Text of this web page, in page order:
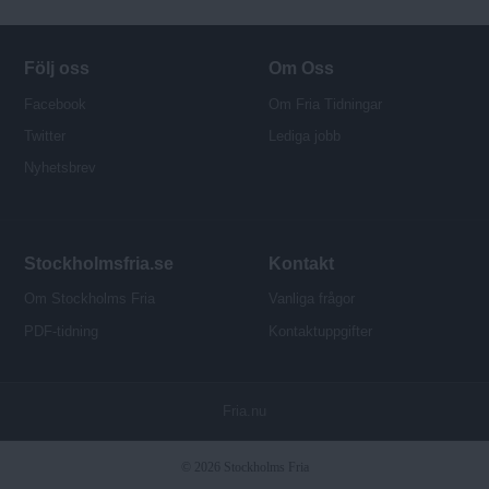
Följ oss Om Oss
Stockholmsfria.se Kontakt